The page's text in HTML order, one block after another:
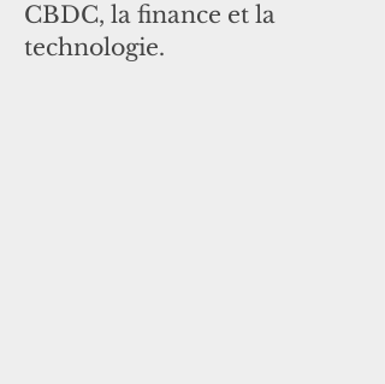
CBDC, la finance et la
technologie.